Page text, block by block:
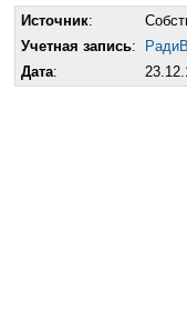
Источник:
Учетная запись:
Дата: